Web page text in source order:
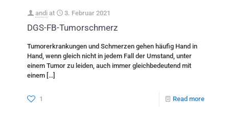
andi at 3. Februar 2021
DGS-FB-Tumorschmerz
Tumorerkrankungen und Schmerzen gehen häufig Hand in
Hand, wenn gleich nicht in jedem Fall der Umstand, unter
einem Tumor zu leiden, auch immer gleichbedeutend mit
einem […]
1 Read more